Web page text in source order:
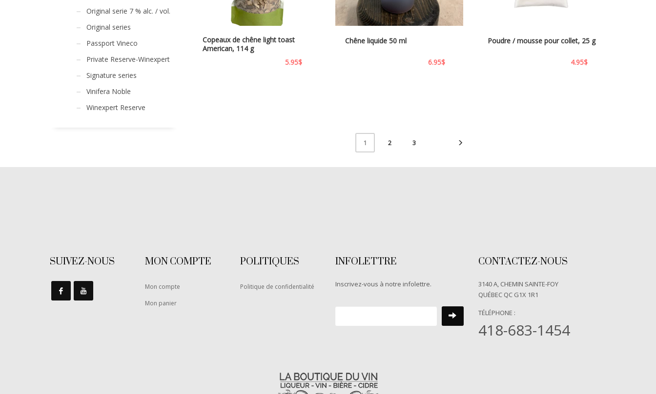
Copeaux de chêne light toast
American, 114 g
5.95$
Chêne liquide 50 ml
6.95$
Poudre / mousse pour collet, 25 g
4.95$
1 2 3
Original serie 7 % alc. / vol.
Original series
Passport Vineco
Private Reserve-Winexpert
Signature series
Vinifera Noble
Winexpert Reserve
SUIVEZ-NOUS MON COMPTE
Mon compte
Mon panier
POLITIQUES
Politique de confidentialité
INFOLETTRE
Inscrivez-vous à notre infolettre.
CONTACTEZ-NOUS
3140 A, CHEMIN SAINTE-FOY
QUÉBEC QC G1X 1R1
TÉLÉPHONE :
418-683-1454